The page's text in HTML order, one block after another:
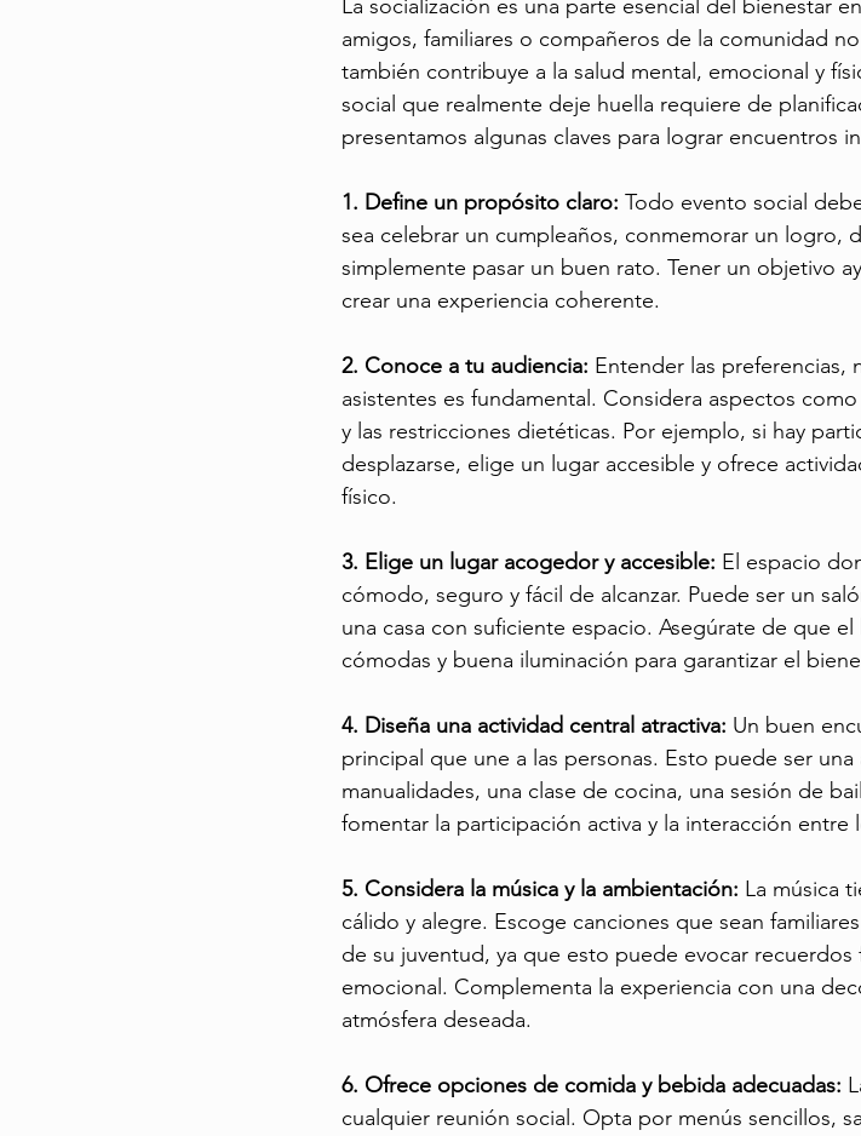
La socialización es una parte esencial del bienestar
amigos, familiares o compañeros de la comunidad
también contribuye a la salud mental, emocional y
social que realmente deje huella requiere de
presentamos algunas claves para lograr encuentros
1. Define un propósito claro: Todo evento social
sea celebrar un cumpleaños, conmemorar un logro,
simplemente pasar un buen rato. Tener un objetivo
crear una experiencia coherente.
2. Conoce a tu audiencia: Entender las preferencias,
asistentes es fundamental. Considera aspectos
y las restricciones dietéticas. Por ejemplo, si hay
desplazarse, elige un lugar accesible y ofrece
físico.
3. Elige un lugar acogedor y accesible: El espacio
cómodo, seguro y fácil de alcanzar. Puede ser un
una casa con suficiente espacio. Asegúrate de que
cómodas y buena iluminación para garantizar el
4. Diseña una actividad central atractiva: Un buen
principal que une a las personas. Esto puede ser
manualidades, una clase de cocina, una sesión de
fomentar la participación activa y la interacción entre
5. Considera la música y la ambientación: La música
cálido y alegre. Escoge canciones que sean
de su juventud, ya que esto puede evocar
emocional. Complementa la experiencia con una
atmósfera deseada.
6. Ofrece opciones de comida y bebida adecuadas:
cualquier reunión social. Opta por menús sencillos,